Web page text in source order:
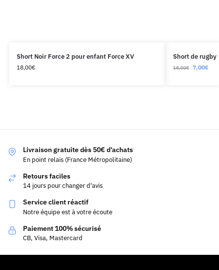
Short Noir Force 2 pour enfant Force XV
18,00€
Short de rugby
18,00€ 7,00€
Livraison gratuite dès 50€ d’achats
En point relais (France Métropolitaine)
Retours faciles
14 jours pour changer d'avis
Service client réactif
Notre équipe est à votre écoute
Paiement 100% sécurisé
CB, Visa, Mastercard